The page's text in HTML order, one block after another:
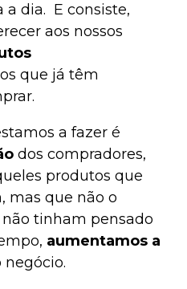
a dia. E consiste,
aos nossos
que já têm
a fazer é
dos compradores,
produtos que
mas que não o
tinham pensado
aumentamos a
negócio.